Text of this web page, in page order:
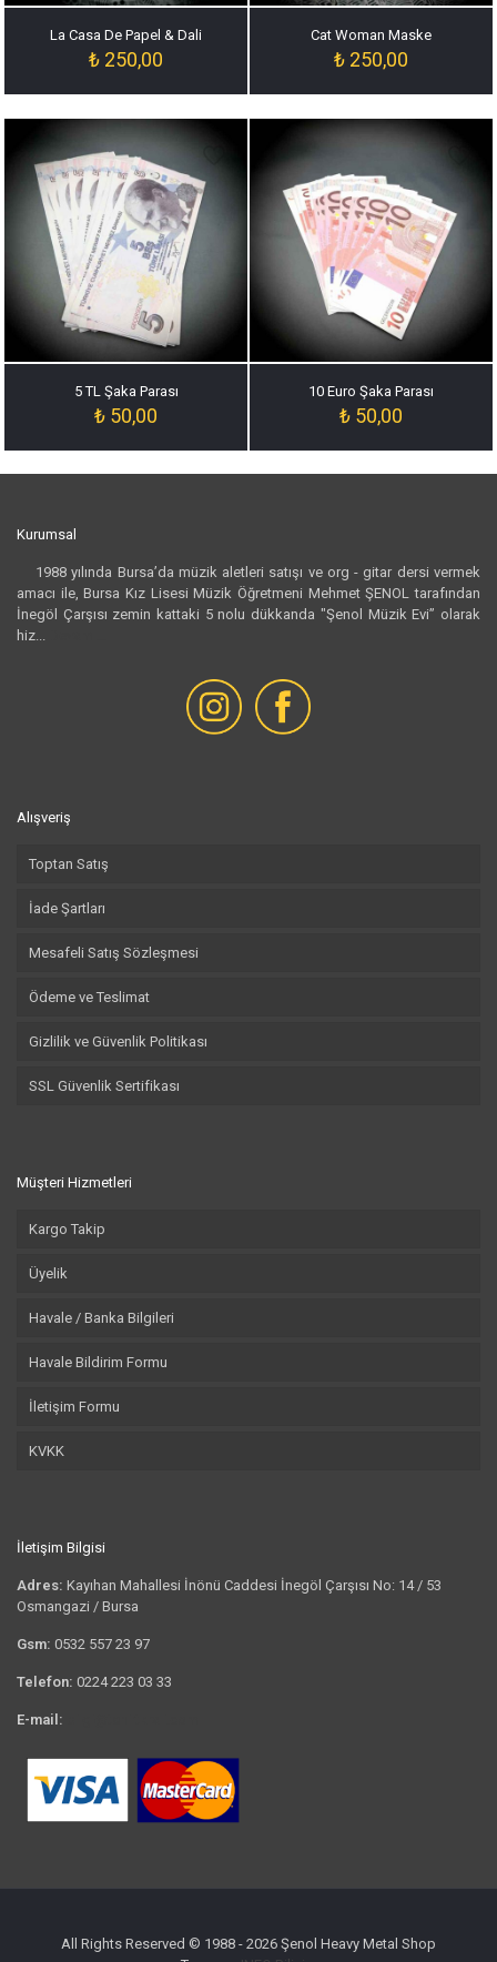
La Casa De Papel & Dali
₺ 250,00
Cat Woman Maske
₺ 250,00
5 TL Şaka Parası
₺ 50,00
10 Euro Şaka Parası
₺ 50,00
Kurumsal
1988 yılında Bursa’da müzik aletleri satışı ve org - gitar dersi vermek
amacı ile, Bursa Kız Lisesi Müzik Öğretmeni Mehmet ŞENOL tarafından
İnegöl Çarşısı zemin kattaki 5 nolu dükkanda "Şenol Müzik Evi” olarak
hiz...
Alışveriş
Toptan Satış
İade Şartları
Mesafeli Satış Sözleşmesi
Ödeme ve Teslimat
Gizlilik ve Güvenlik Politikası
SSL Güvenlik Sertifikası
Müşteri Hizmetleri
Kargo Takip
Üyelik
Havale / Banka Bilgileri
Havale Bildirim Formu
İletişim Formu
KVKK
İletişim Bilgisi
Adres: Kayıhan Mahallesi İnönü Caddesi İnegöl Çarşısı No: 14 / 53
Osmangazi / Bursa
Gsm: 0532 557 23 97
Telefon: 0224 223 03 33
E-mail:
All Rights Reserved © 1988 - 2026 Şenol Heavy Metal Shop